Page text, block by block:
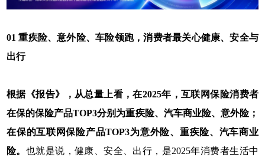
01 重疾险、意外险、车险领跑，消费者最关心健康、安全与
出行
根据《报告》，从总量上看，在2025年，互联网保险消费者
在保的保险产品TOP3分别为重疾险、汽车商业险、意外险；
在保的互联网保险产品TOP3为意外险、重疾险、汽车商业
险。 也就是说，健康、安全、出行，是2025年消费者生活中